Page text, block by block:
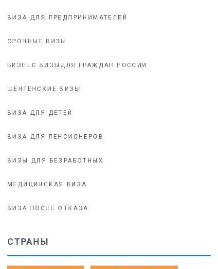
ВИЗА ДЛЯ ПРЕДПРИНИМАТЕЛЕЙ
СРОЧНЫЕ ВИЗЫ
БИЗНЕС ВИЗЫДЛЯ ГРАЖДАН РОССИИ
ШЕНГЕНСКИЕ ВИЗЫ
ВИЗА ДЛЯ ДЕТЕЙ
ВИЗА ДЛЯ ПЕНСИОНЕРОВ
ВИЗЫ ДЛЯ БЕЗРАБОТНЫХ
МЕДИЦИНСКАЯ ВИЗА
ВИЗА ПОСЛЕ ОТКАЗА
СТРАНЫ